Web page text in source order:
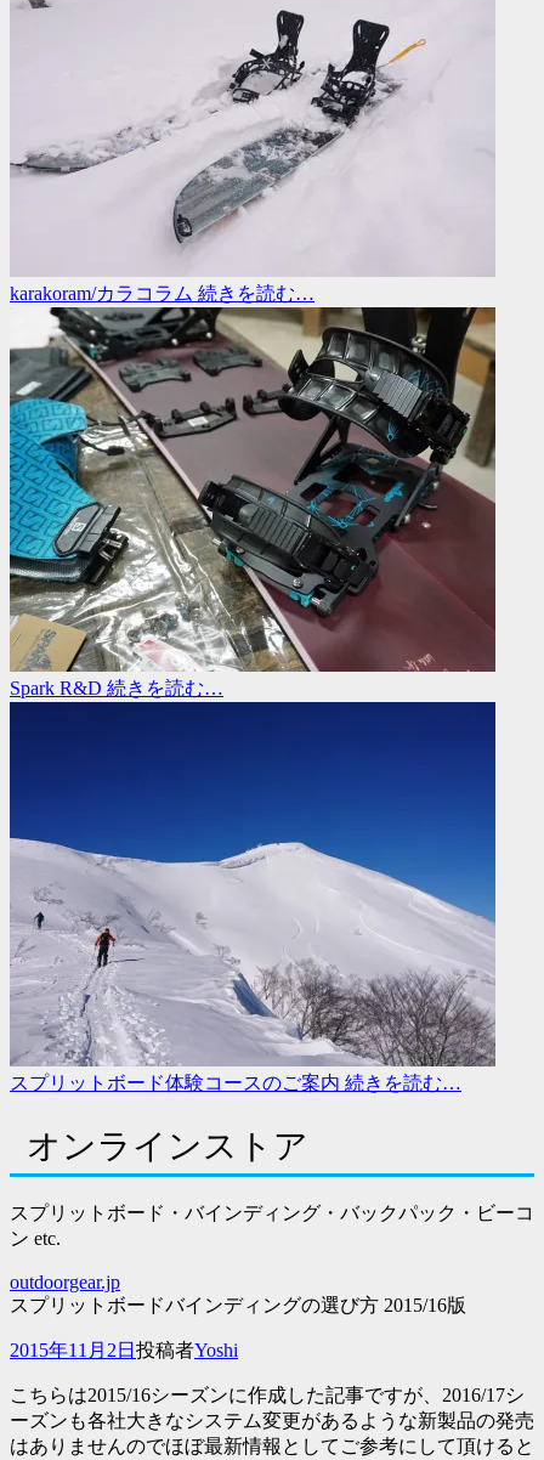
karakoram/カラコラム 続きを読む…
Spark R&D 続きを読む…
スプリットボード体験コースのご案内 続きを読む…
オンラインストア
スプリットボード・バインディング・バックパック・ビーコ
ン etc.
outdoorgear.jp
スプリットボードバインディングの選び方 2015/16版
投
日
2015年11月2日 投稿者Yoshi
こちらは2015/16シーズンに作成した記事ですが、2016/17シ
ーズンも各社大きなシステム変更があるような新製品の発売
はありませんのでほぼ最新情報としてご参考にして頂けると